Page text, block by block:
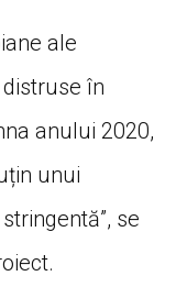
ale
în
anului 2020,
unui
se